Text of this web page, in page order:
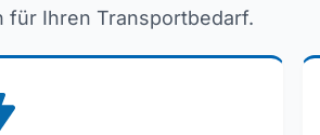
für Ihren Transportbedarf.